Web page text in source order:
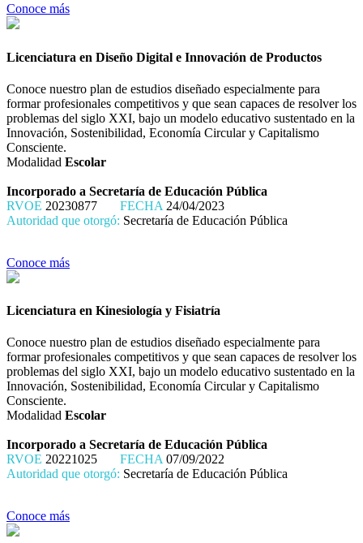
Conoce más
Licenciatura en Diseño Digital e Innovación de Productos
Conoce nuestro plan de estudios diseñado especialmente para
formar profesionales competitivos y que sean capaces de resolver los
problemas del siglo XXI, bajo un modelo educativo sustentado en la
Innovación, Sostenibilidad, Economía Circular y Capitalismo
Consciente.
Modalidad Escolar
Incorporado a Secretaría de Educación Pública
RVOE 20230877 FECHA 24/04/2023
Autoridad que otorgó: Secretaría de Educación Pública
Conoce más
Licenciatura en Kinesiología y Fisiatría
Conoce nuestro plan de estudios diseñado especialmente para
formar profesionales competitivos y que sean capaces de resolver los
problemas del siglo XXI, bajo un modelo educativo sustentado en la
Innovación, Sostenibilidad, Economía Circular y Capitalismo
Consciente.
Modalidad Escolar
Incorporado a Secretaría de Educación Pública
RVOE 20221025 FECHA 07/09/2022
Autoridad que otorgó: Secretaría de Educación Pública
Conoce más